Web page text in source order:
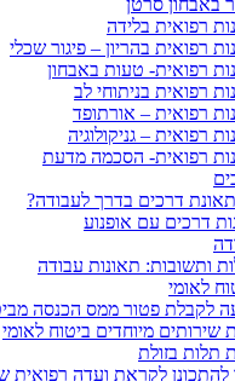
באבחון סרטן
רפואית בלידה
רפואית בהריון – פיגור שכלי
רפואית- טעות באבחון
רפואית בניתוחי לב
רפואית – אורתופד
רפואית – גניקולוגיה
רפואית- הסכמה מדעת
דרכים בדרך לעבודה?
דרכים עם אופנוע
ותשובות: תאונות עבודה
לאומי
לקבלת פטור ממס הכנסה
שירותים מיוחדים ביטוח לאומי
תלות בזולת
להתכונן לקראת ועדה רפואית